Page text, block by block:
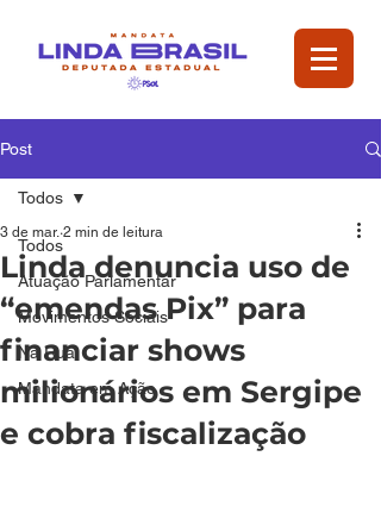
Post
Todos
Atuação Parlamentar
Movimentos Sociais
Na Rua
Mandata em Ação
Todos
Linda denuncia uso de
“emendas Pix” para
financiar shows
milionários em Sergipe
e cobra fiscalização
3 de mar. 2 min de leitura